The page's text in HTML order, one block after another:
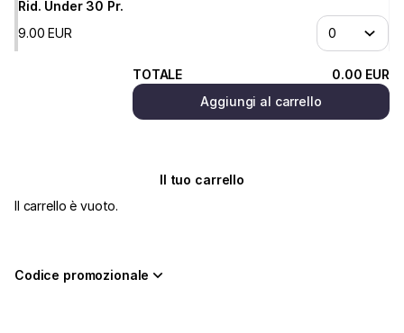
Rid. Under 30 Pr.
9.00 EUR
TOTALE 0.00 EUR
Aggiungi al carrello
Il tuo carrello
Il carrello è vuoto.
Codice promozionale